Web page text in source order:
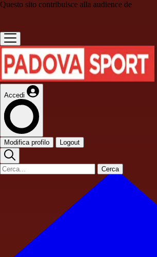
Questo sito contribuisce alla audience de
Accedi
Modifica profilo Logout
Cerca